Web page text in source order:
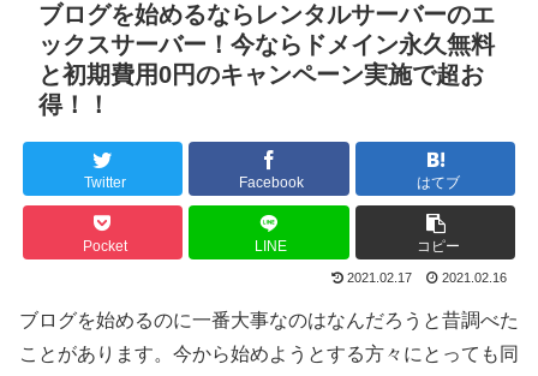
ブログを始めるならレンタルサーバーのエ
ックスサーバー！今ならドメイン永久無料
と初期費用0円のキャンペーン実施で超お
得！！
Twitter Facebook はてブ
Pocket LINE コピー
2021.02.17 2021.02.16
ブログを始めるのに一番大事なのはなんだろうと昔調べた
ことがあります。今から始めようとする方々にとっても同